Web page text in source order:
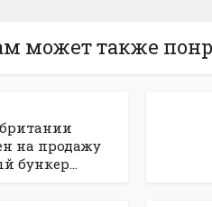
может также
на продажу
бункер...